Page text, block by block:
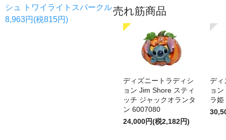
シュ トワイライトスパークル
8,963円(税815円)
売れ筋商品
ディズニートラディシ
ョン Jim Shore スティ
ッチ ジャックオランタ
ン 6007080
24,000円(税2,182円)
ディ
ョ
ラ姫